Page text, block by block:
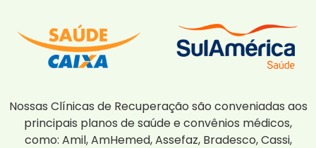
Nossas Clínicas de Recuperação são conveniadas aos
principais planos de saúde e convênios médicos,
como: Amil, AmHemed, Assefaz, Bradesco, Cassi,